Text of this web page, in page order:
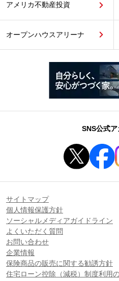
アメリカ不動産投資
オープンハウスアリーナ
SNS公式ア
サイトマップ
個人情報保護方針
ソーシャルメディアガイドライン
よくいただく質問
お問い合わせ
企業情報
保険商品の販売に関する勧誘方針
住宅ローン控除（減税）制度利用